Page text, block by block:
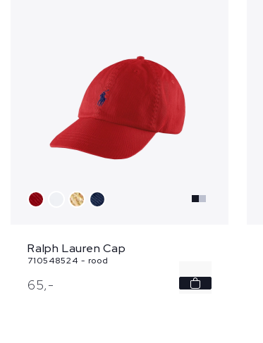
Ralph Lauren Cap
710548524 - rood
65,- -